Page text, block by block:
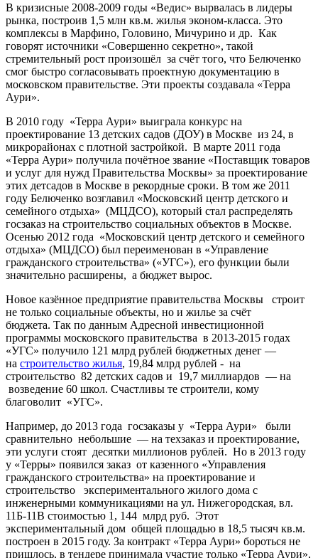
В кризисные 2008-2009 годы «Ведис» вырвалась в лидеры
рынка, построив 1,5 млн кв.м. жилья эконом-класса. Это
комплексы в Марфино, Головино, Мичурино и др. Как
говорят источники «Совершенно секретно», такой
стремительный рост произошёл за счёт того, что Белюченко
смог быстро согласовывать проектную документацию в
московском правительстве. Эти проекты создавала «Терра
Аури».
В 2010 году «Терра Аури» выиграла конкурс на
проектирование 13 детских садов (ДОУ) в Москве из 24, в
микрорайонах с плотной застройкой. В марте 2011 года
«Терра Аури» получила почётное звание «Поставщик товаров
и услуг для нужд Правительства Москвы» за проектирование
этих детсадов в Москве в рекордные сроки. В том же 2011
году Белюченко возглавил «Московский центр детского и
семейного отдыха» (МЦДСО), который стал распределять
госзаказ на строительство социальных объектов в Москве.
Осенью 2012 года «Московский центр детского и семейного
отдыха» (МЦДСО) был переименован в «Управление
гражданского строительства» («УГС»), его функции были
значительно расширены, а бюджет вырос.
Новое казённое предприятие правительства Москвы строит
не только социальные объекты, но и жилье за счёт
бюджета. Так по данным Адресной инвестиционной
программы московского правительства в 2013-2015 годах
«УГС» получило 121 млрд рублей бюджетных денег —
на строительство жилья, 19,84 млрд рублей - на
строительство 82 детских садов и 19,7 миллиардов — на
возведение 60 школ. Счастливы те строители, кому
благоволит «УГС».
Например, до 2013 года госзаказы у «Терра Аури» были
сравнительно небольшие — на техзаказ и проектирование,
эти услуги стоят десятки миллионов рублей. Но в 2013 году
у «Терры» появился заказ от казенного «Управления
гражданского строительства» на проектирование и
строительство экспериментального жилого дома с
инженерными коммуникациями на ул. Нижегородская, вл.
11Б-11В стоимостью 1, 144 млрд руб. Этот
экспериментальный дом общей площадью в 18,5 тысяч кв.м.
построен в 2015 году. За контракт «Терра Аури» бороться не
пришлось, в тендере принимала участие только «Терра Аури»,